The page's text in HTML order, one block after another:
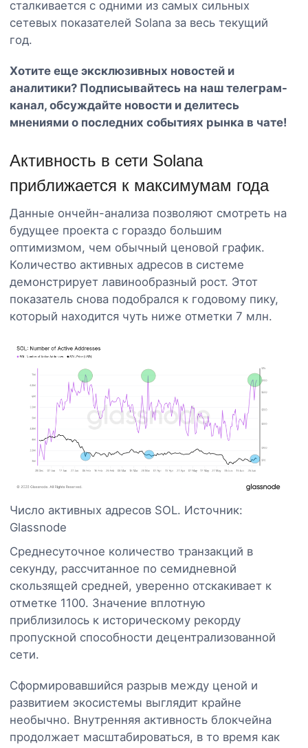
сталкивается с одними из самых сильных
сетевых показателей Solana за весь текущий
год.
Хотите еще эксклюзивных новостей и
аналитики? Подписывайтесь на наш телеграм-
канал, обсуждайте новости и делитесь
мнениями о последних событиях рынка в чате!
Активность в сети Solana
приближается к максимумам года
Данные ончейн-анализа позволяют смотреть на
будущее проекта с гораздо большим
оптимизмом, чем обычный ценовой график.
Количество активных адресов в системе
демонстрирует лавинообразный рост. Этот
показатель снова подобрался к годовому пику,
который находится чуть ниже отметки 7 млн.
Число активных адресов SOL. Источник:
Glassnode
Среднесуточное количество транзакций в
секунду, рассчитанное по семидневной
скользящей средней, уверенно отскакивает к
отметке 1100. Значение вплотную
приблизилось к историческому рекорду
пропускной способности децентрализованной
сети.
Сформировавшийся разрыв между ценой и
развитием экосистемы выглядит крайне
необычно. Внутренняя активность блокчейна
продолжает масштабироваться, в то время как